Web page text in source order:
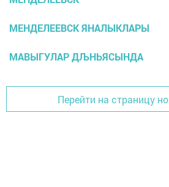
МЕНДЕЛЕЕВСК ЯНАЛЫКЛАРЫ
МАВЫГУЛАР ДЉНЬЯСЫНДА
Перейти на страницу